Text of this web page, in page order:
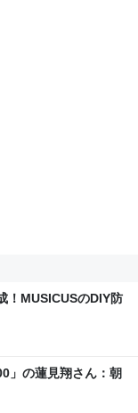
！MUSICUSのDIY防
」の蓮見翔さん：朝